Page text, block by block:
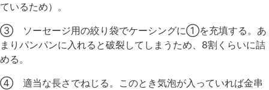
ているため）。
③ ソーセージ用の絞り袋でケーシングに①を充填する。あ
まりパンパンに入れると破裂してしまうため、8割くらいに詰
める。
④ 適当な長さでねじる。このとき気泡が入っていれば金串